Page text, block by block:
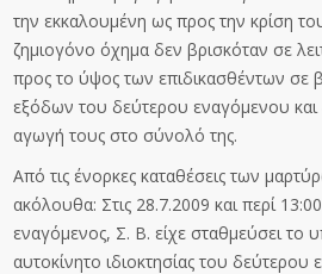
την εκκαλουμένη ως προς την κρίση
ζημιογόνο όχημα δεν βρισκόταν σε
προς το ύψος των επιδικασθέντων σε
εξόδων του δεύτερου εναγόμενου και
αγωγή τους στο σύνολό της.
Από τις ένορκες καταθέσεις των
ακόλουθα: Στις 28.7.2009 και περί
εναγόμενος, Σ. Β. είχε σταθμεύσει το
αυτοκίνητο ιδιοκτησίας του